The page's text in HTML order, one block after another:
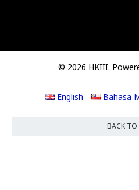
© 2026 HKIII.
English Bahasa
BACK TO